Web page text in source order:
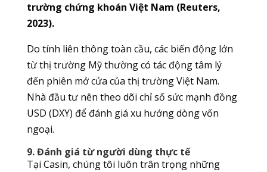
trường chứng khoán Việt Nam (Reuters,
2023).
Do tính liên thông toàn cầu, các biến động lớn
từ thị trường Mỹ thường có tác động tâm lý
đến phiên mở cửa của thị trường Việt Nam.
Nhà đầu tư nên theo dõi chỉ số sức mạnh đồng
USD (DXY) để đánh giá xu hướng dòng vốn
ngoại.
9. Đánh giá từ người dùng thực tế
Tại Casin, chúng tôi luôn trân trọng những